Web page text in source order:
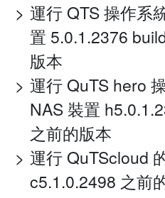
運行 QTS 操作系
置 5.0.1.2376
版本
運行 QuTS hero
NAS 裝置
之前的版本
運行 QuTScloud
c5.1.0.2498 之前